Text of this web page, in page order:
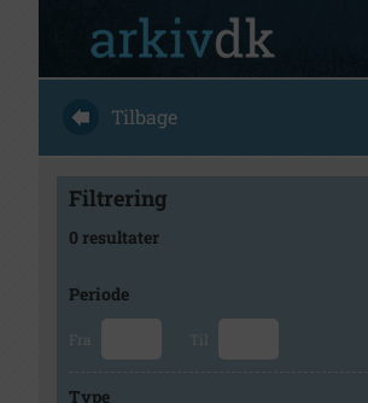
Tilbage
Filtrering
0 resultater
Periode
Fra Til
Type